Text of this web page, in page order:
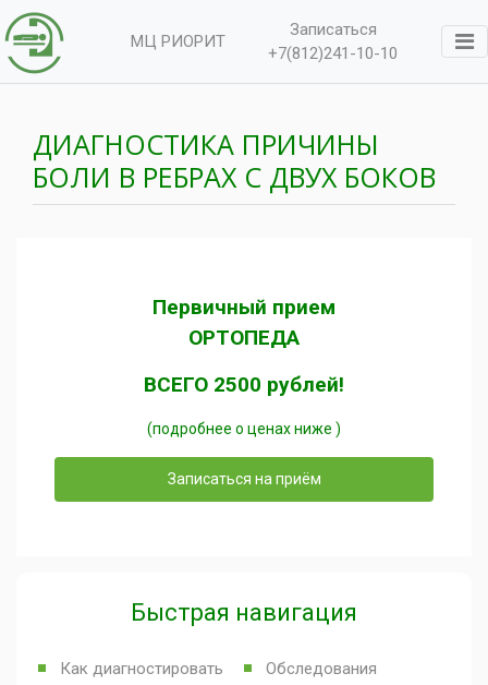
МЦ РИОРИТ
Записаться
+7(812)241-10-10
ДИАГНОСТИКА ПРИЧИНЫ
БОЛИ В РЕБРАХ С ДВУХ БОКОВ
Первичный прием
ОРТОПЕДА
ВСЕГО 2500 рублей!
(подробнее о ценах ниже )
Записаться на приём
Быстрая навигация
Как диагностировать
Обследования